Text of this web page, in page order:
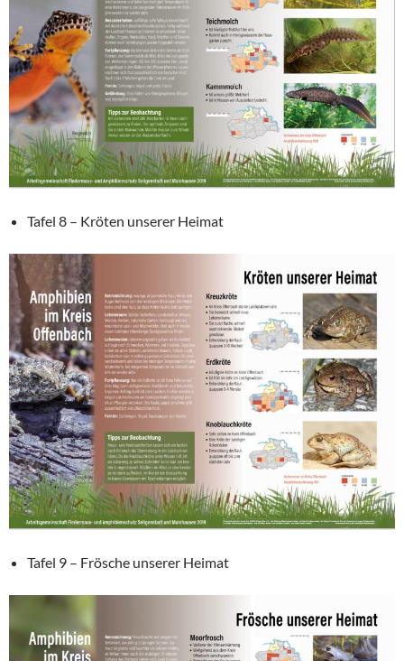
Tafel 8 – Kröten unserer Heimat
Tafel 9 – Frösche unserer Heimat